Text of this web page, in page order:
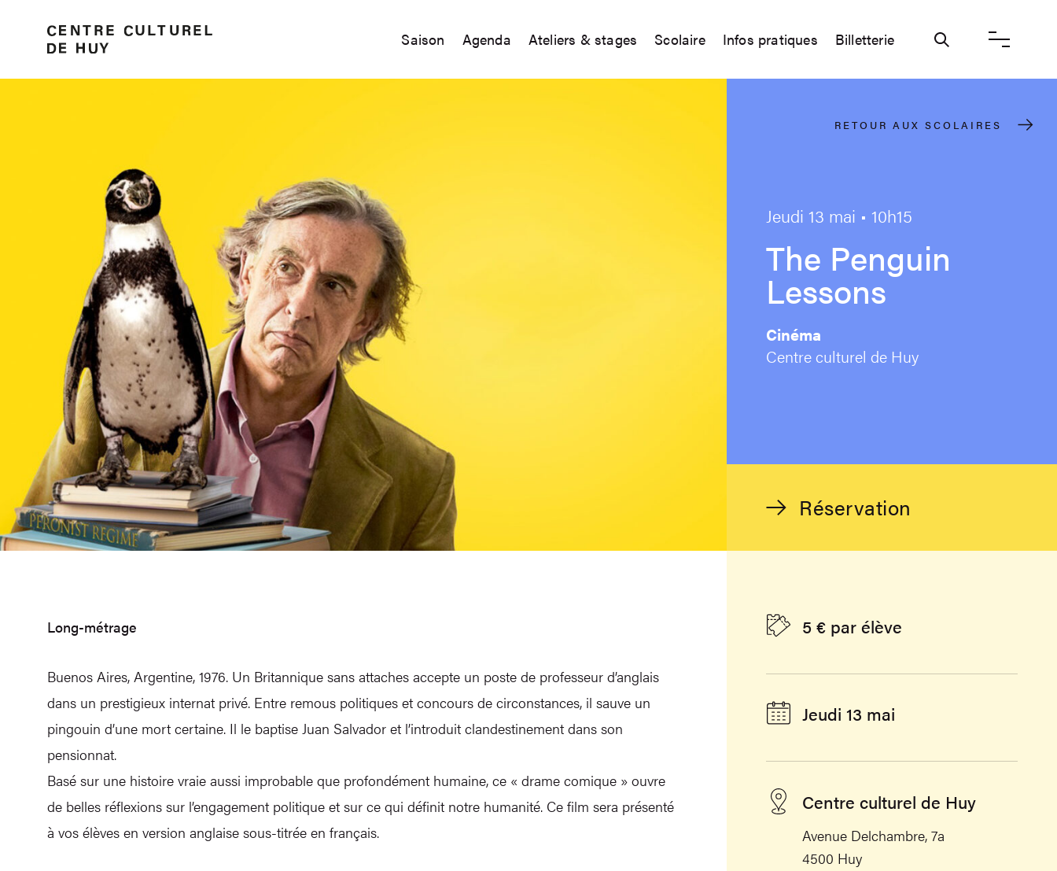
Saison Agenda Ateliers & stages Scolaire Infos pratiques Billetterie Ouvrir /
RETOUR AUX SCOLAIRES
Jeudi 13 mai • 10h15
The Penguin
Lessons
Cinéma
Centre culturel de Huy
Long-métrage
Buenos Aires, Argentine, 1976. Un Britannique sans attaches accepte un poste de professeur d’anglais
dans un prestigieux internat privé. Entre remous politiques et concours de circonstances, il sauve un
pingouin d’une mort certaine. Il le baptise Juan Salvador et l’introduit clandestinement dans son
pensionnat.
Basé sur une histoire vraie aussi improbable que profondément humaine, ce « drame comique » ouvre
de belles réflexions sur l’engagement politique et sur ce qui définit notre humanité. Ce film sera présenté
à vos élèves en version anglaise sous-titrée en français.
Réservation
5 € par élève
Jeudi 13 mai
Centre culturel de Huy
Avenue Delchambre, 7a
4500 Huy